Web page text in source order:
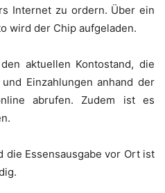
Internet zu ordern. Über ein
wird der Chip aufgeladen.
aktuellen Kontostand, die
Einzahlungen anhand der
abrufen. Zudem ist es
die Essensausgabe vor Ort ist